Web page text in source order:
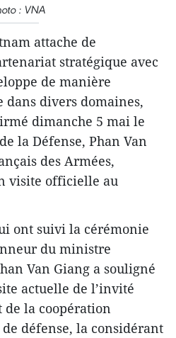
: VNA
attache de
stratégique avec
de manière
divers domaines,
dimanche 5 mai le
la Défense, Phan Van
des Armées,
visite officielle au
ont suivi la cérémonie
du ministre
Van Giang a souligné
actuelle de l’invité
la coopération
défense, la considérant